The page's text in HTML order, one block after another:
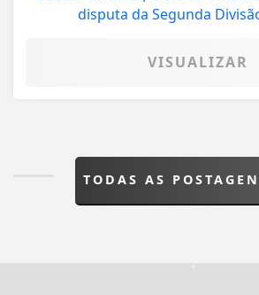
VISUALIZAR
TODAS AS